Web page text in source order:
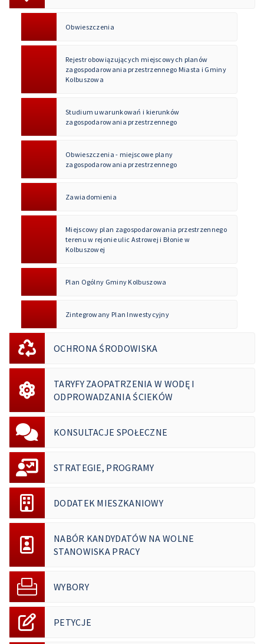
Obwieszczenia
Rejestr obowiązujących miejscowych planów
zagospodarowania przestrzennego Miasta i Gminy
Kolbuszowa
Studium uwarunkowań i kierunków
zagospodarowania przestrzennego
Obwieszczenia - miejscowe plany
zagospodarowania przestrzennego
Zawiadomienia
Miejscowy plan zagospodarowania przestrzennego
terenu w rejonie ulic Astrowej i Błonie w
Kolbuszowej
Plan Ogólny Gminy Kolbuszowa
Zintegrowany Plan Inwestycyjny
OCHRONA ŚRODOWISKA
TARYFY ZAOPATRZENIA W WODĘ I
ODPROWADZANIA ŚCIEKÓW
KONSULTACJE SPOŁECZNE
STRATEGIE, PROGRAMY
DODATEK MIESZKANIOWY
NABÓR KANDYDATÓW NA WOLNE
STANOWISKA PRACY
WYBORY
PETYCJE